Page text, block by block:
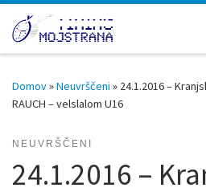
Skoči na vsebino
Domov»Neuvrščeni » 24.1.2016 –
RAUCH – velslalom U16
NEUVRŠČENI
24.1.2016 –